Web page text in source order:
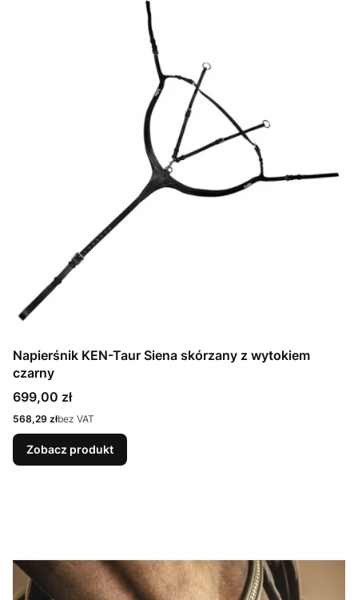
Napierśnik KEN-Taur Siena skórzany z wytokiem
czarny
Cena
699,00 zł
Cena
568,29 złbez VAT
Zobacz produkt